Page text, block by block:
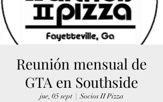
Reunión mensual de
GTA en Southside
jue, 05 sept
  |
Socios II Pizza